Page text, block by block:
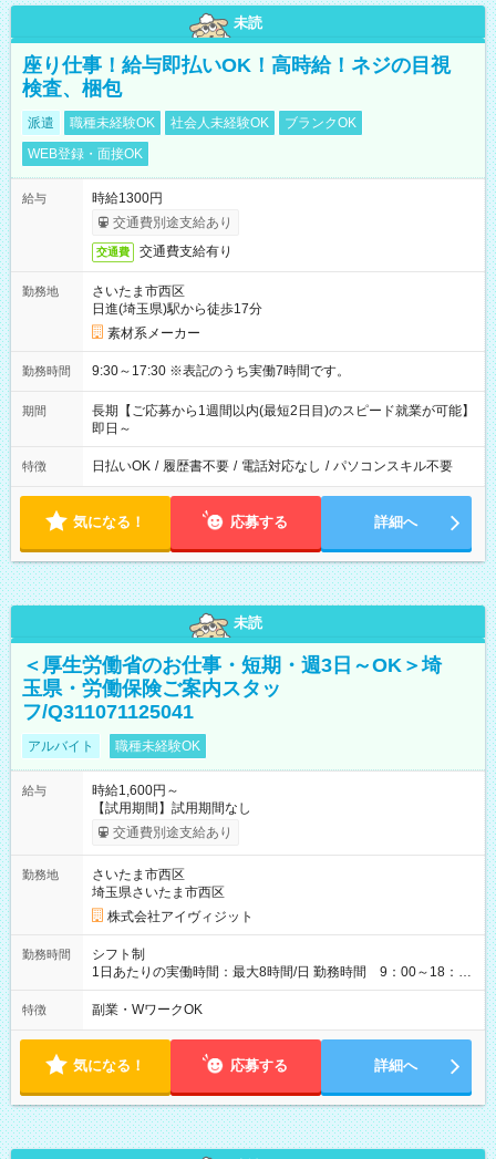
未読
座り仕事！給与即払いOK！高時給！ネジの目視
検査、梱包
派遣 職種未経験OK 社会人未経験OK
ブランクOK
WEB登録・面接OK
給与
時給1300円
交通費別途支給あり
交通費 交通費支給有り
勤務地
さいたま市西区
日進(埼玉県)駅から徒歩17分
素材系メーカー
勤務時間 9:30～17:30 ※表記のうち実働7時間です。
期間
長期【ご応募から1週間以内(最短2日目)のスピード就業が可能】
即日～
特徴 日払いOK / 履歴書不要 / 電話対応なし / パソコンスキル不要
気になる！ 応募する 詳細へ
未読
＜厚生労働省のお仕事・短期・週3日～OK＞埼
玉県・労働保険ご案内スタッ
フ/Q311071125041
アルバイト 職種未経験OK
給与
時給1,600円～
【試用期間】試用期間なし
交通費別途支給あり
勤務地
さいたま市西区
埼玉県さいたま市西区
株式会社アイヴィジット
勤務時間
シフト制
1日あたりの実働時間：最大8時間/日 勤務時間 9：00～18：
00(実働8h、休憩1h) 土日祝含む週3日～OK、シフト制 ※もちろ
ん週5日勤務もOK♪ 勤務期間：2026年8月12日～9月9日※リスト
特徴 副業・WワークOK
気になる！ 応募する 詳細へ